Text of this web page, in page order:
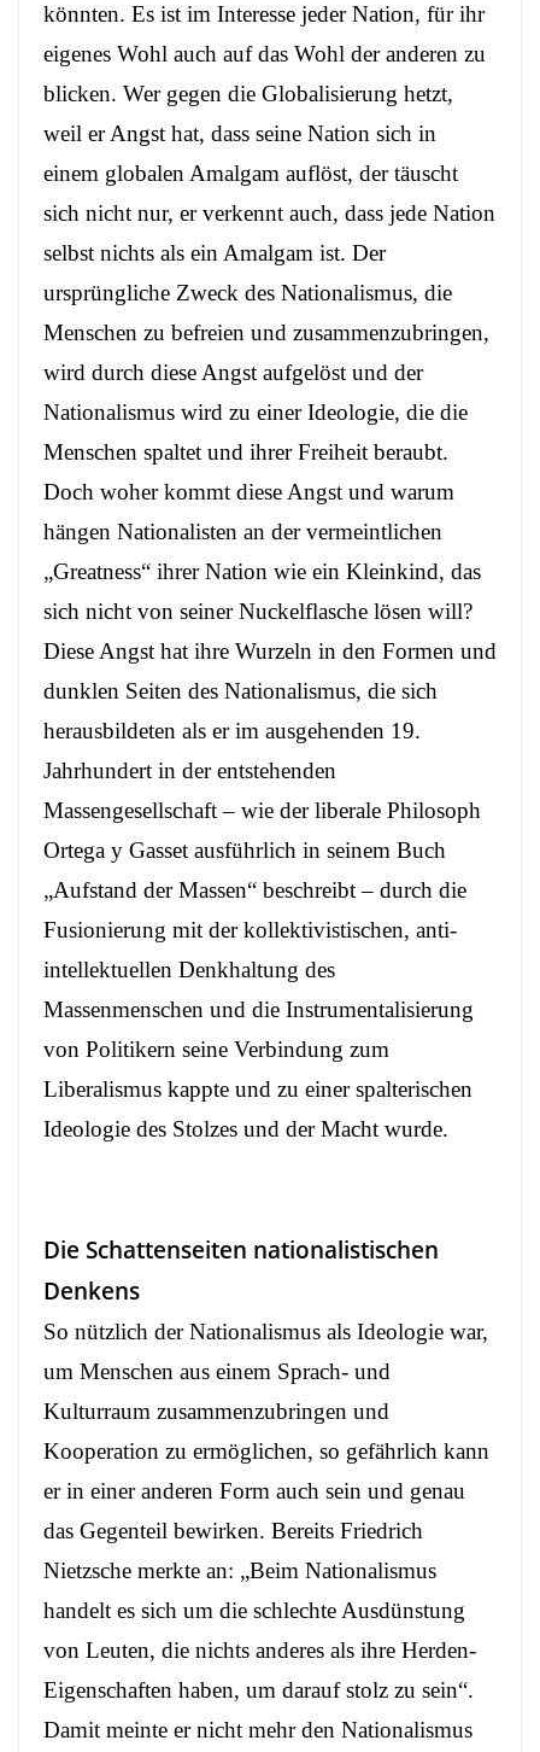
könnten. Es ist im Interesse jeder Nation, für ihr
eigenes Wohl auch auf das Wohl der anderen zu
blicken. Wer gegen die Globalisierung hetzt,
weil er Angst hat, dass seine Nation sich in
einem globalen Amalgam auflöst, der täuscht
sich nicht nur, er verkennt auch, dass jede Nation
selbst nichts als ein Amalgam ist. Der
ursprüngliche Zweck des Nationalismus, die
Menschen zu befreien und zusammenzubringen,
wird durch diese Angst aufgelöst und der
Nationalismus wird zu einer Ideologie, die die
Menschen spaltet und ihrer Freiheit beraubt.
Doch woher kommt diese Angst und warum
hängen Nationalisten an der vermeintlichen
„Greatness“ ihrer Nation wie ein Kleinkind, das
sich nicht von seiner Nuckelflasche lösen will?
Diese Angst hat ihre Wurzeln in den Formen und
dunklen Seiten des Nationalismus, die sich
herausbildeten als er im ausgehenden 19.
Jahrhundert in der entstehenden
Massengesellschaft – wie der liberale Philosoph
Ortega y Gasset ausführlich in seinem Buch
„Aufstand der Massen“ beschreibt – durch die
Fusionierung mit der kollektivistischen, anti-
intellektuellen Denkhaltung des
Massenmenschen und die Instrumentalisierung
von Politikern seine Verbindung zum
Liberalismus kappte und zu einer spalterischen
Ideologie des Stolzes und der Macht wurde.
Die Schattenseiten nationalistischen
Denkens
So nützlich der Nationalismus als Ideologie war,
um Menschen aus einem Sprach- und
Kulturraum zusammenzubringen und
Kooperation zu ermöglichen, so gefährlich kann
er in einer anderen Form auch sein und genau
das Gegenteil bewirken. Bereits Friedrich
Nietzsche merkte an: „Beim Nationalismus
handelt es sich um die schlechte Ausdünstung
von Leuten, die nichts anderes als ihre Herden-
Eigenschaften haben, um darauf stolz zu sein“.
Damit meinte er nicht mehr den Nationalismus